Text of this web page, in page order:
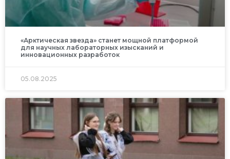
«Арктическая звезда» станет мощной платформой
для научных лабораторных изысканий и
инновационных разработок
05.08.2025